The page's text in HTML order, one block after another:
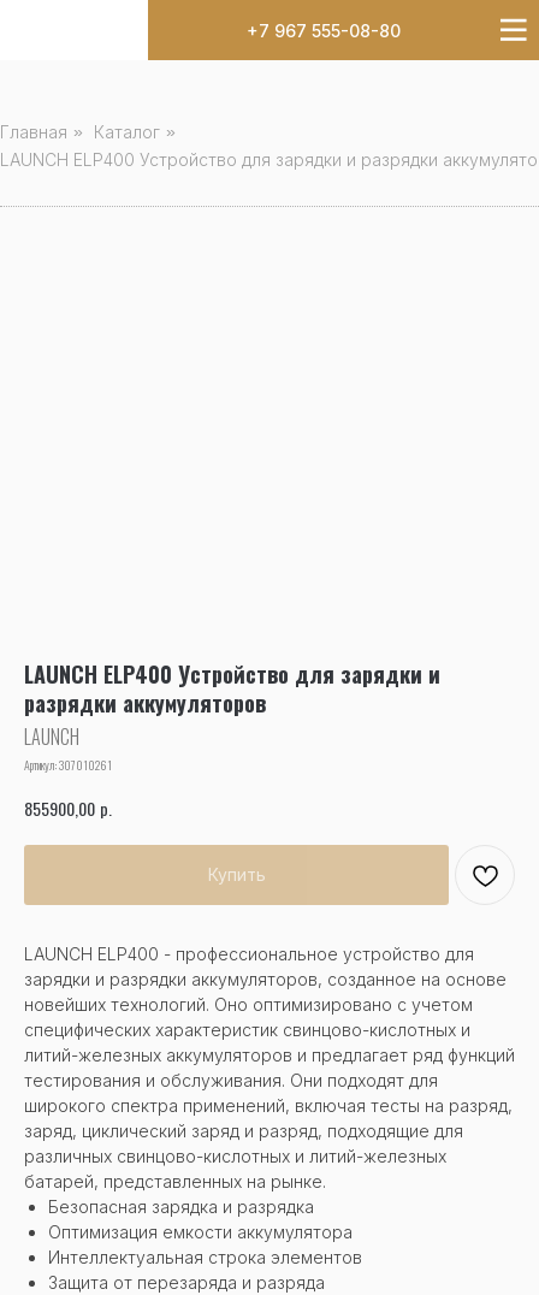
+7 967 555-08-80
Главная » Каталог »
LAUNCH ELP400 Устройство для зарядки и разрядки
LAUNCH ELP400 Устройство для зарядки и
разрядки аккумуляторов
LAUNCH
Артикул:307010261
855900,00 р.
Купить
LAUNCH ELP400 - профессиональное устройство для
зарядки и разрядки аккумуляторов, созданное на основе
новейших технологий. Оно оптимизировано с учетом
специфических характеристик свинцово-кислотных и
литий-железных аккумуляторов и предлагает ряд функций
тестирования и обслуживания. Они подходят для
широкого спектра применений, включая тесты на разряд,
заряд, циклический заряд и разряд, подходящие для
различных свинцово-кислотных и литий-железных
батарей, представленных на рынке.
Безопасная зарядка и разрядка
Оптимизация емкости аккумулятора
Интеллектуальная строка элементов
Защита от перезаряда и разряда